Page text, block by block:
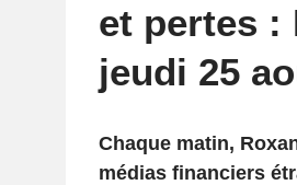
et pertes :
jeudi 25
Chaque matin,
médias financiers